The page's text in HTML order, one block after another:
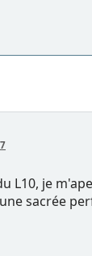
L10, je
sacrée